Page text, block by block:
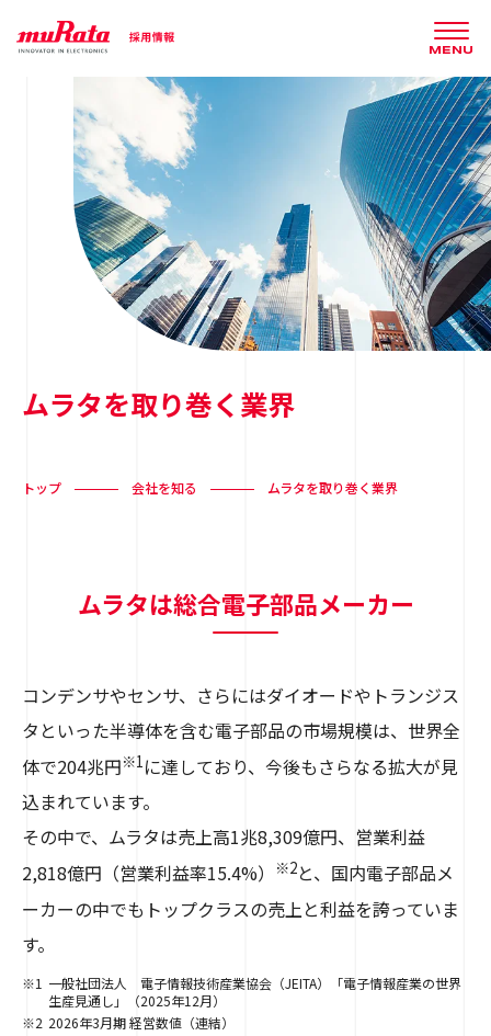
MENU
ムラタを取り巻く業界
トップ 会社を知る ムラタを取り巻く業界
ムラタは総合電子部品メーカー
コンデンサやセンサ、さらにはダイオードやトランジス
タといった半導体を含む電子部品の市場規模は、世界全
体で204兆円※1に達しており、今後もさらなる拡大が見
込まれています。
その中で、ムラタは売上高1兆8,309億円、営業利益
2,818億円（営業利益率15.4%）
※2と、国内電子部品メ
ーカーの中でもトップクラスの売上と利益を誇っていま
す。
※1 一般社団法人 電子情報技術産業協会（JEITA）「電子情報産業の世界
生産見通し」（2025年12月）
※2 2026年3月期 経営数値（連結）